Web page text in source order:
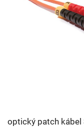
optický patch kábel